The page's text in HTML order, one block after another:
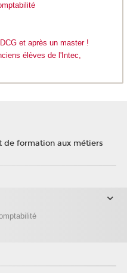
et après un master !
élèves de l'Intec,
de formation aux métiers